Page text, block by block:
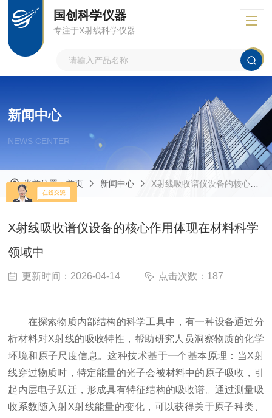
国创科学仪器
专注于X射线科学仪器
新闻中心
NEWS CENTER
当前位置：首页 新闻中心 X射线吸收谱仪设备的核心作用体现在材料科学领域中
X射线吸收谱仪设备的核心作用体现在材料科学
领域中
更新时间：2026-04-14 点击次数：187
在探索物质内部结构的科学工具中，有一种设备通过分
析材料对X射线的吸收特性，帮助研究人员洞察物质的化学
环境和原子尺度信息。这种技术基于一个基本原理：当X射
线穿过物质时，特定能量的光子会被材料中的原子吸收，引
起内层电子跃迁，形成具有特征结构的吸收谱。通过测量吸
收系数随入射X射线能量的变化，可以获得关于原子种类、